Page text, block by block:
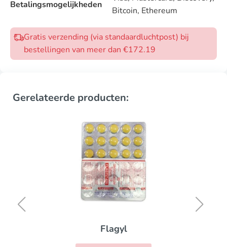
Betalingsmogelijkheden
Bitcoin, Ethereum
Gratis verzending (via standaardluchtpost) bij
bestellingen van meer dan €172.19
Gerelateerde producten:
Flagyl